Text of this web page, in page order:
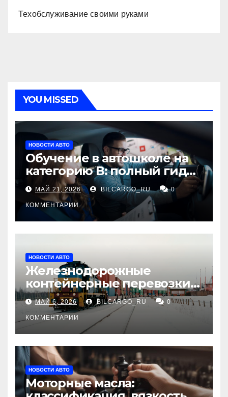
Техобслуживание своими руками
YOU MISSED
НОВОСТИ АВТО
Обучение в автошколе на
категорию В: полный гид
для будущих водителей
МАЙ 21, 2026 BILCARGO_RU 0
КОММЕНТАРИИ
НОВОСТИ АВТО
Железнодорожные
контейнерные перевозки
из Китая в Россию:
маршруты, сроки и
требования
МАЙ 6, 2026 BILCARGO_RU 0
КОММЕНТАРИИ
НОВОСТИ АВТО
Моторные масла: